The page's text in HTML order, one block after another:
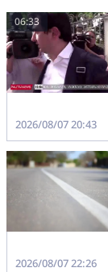
06:33
2026/08/07 20:43
2026/08/07 22:26